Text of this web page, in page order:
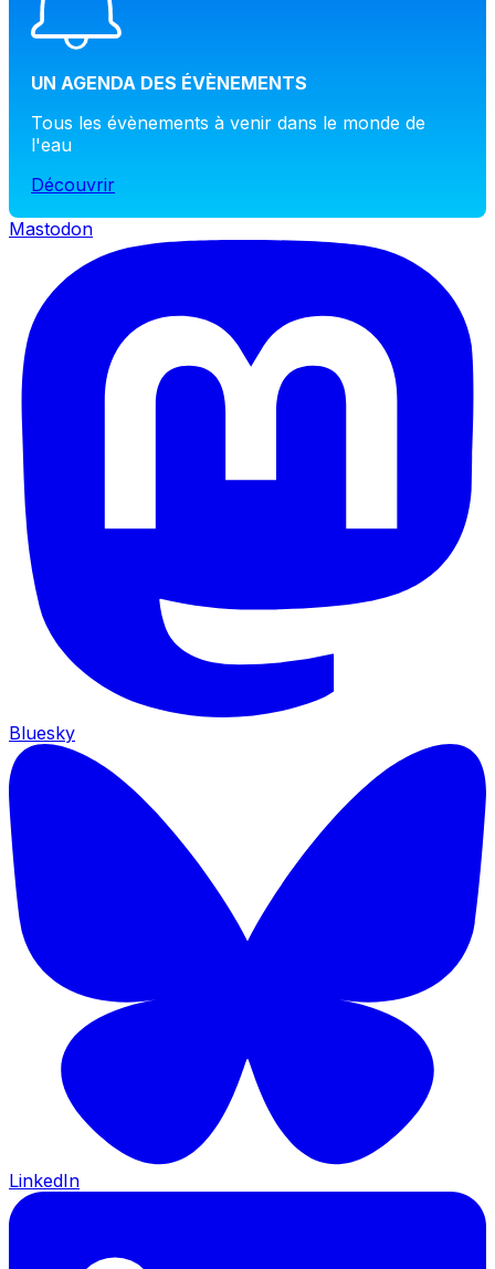
UN AGENDA DES ÉVÈNEMENTS
Tous les évènements à venir dans le monde de
l'eau
Découvrir
Mastodon
Bluesky
LinkedIn